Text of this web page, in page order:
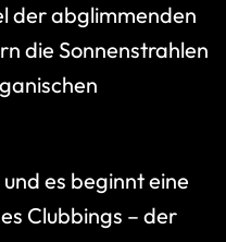
der abglimmenden
die Sonnenstrahlen
es beginnt eine
Clubbings – der